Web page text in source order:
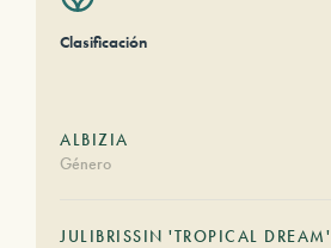
Clasificación
ALBIZIA
Género
JULIBRISSIN 'TROPICAL DREAM'